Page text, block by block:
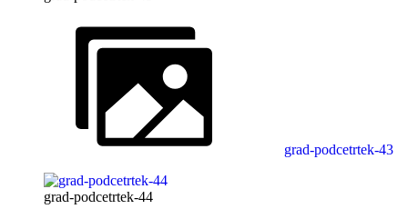
grad-podcetrtek-43
grad-podcetrtek-44